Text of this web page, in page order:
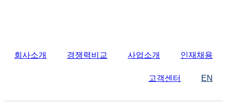
회사소개 경쟁력비교 사업소개 인재채용
고객센터 EN